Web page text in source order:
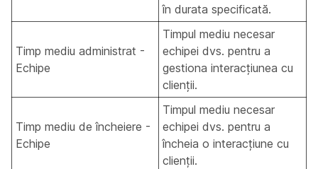
în durata specificată.
Timp mediu administrat -
Echipe
Timpul mediu necesar
echipei dvs. pentru a
gestiona interacțiunea cu
clienții.
Timp mediu de încheiere -
Echipe
Timpul mediu necesar
echipei dvs. pentru a
încheia o interacțiune cu
clienții.